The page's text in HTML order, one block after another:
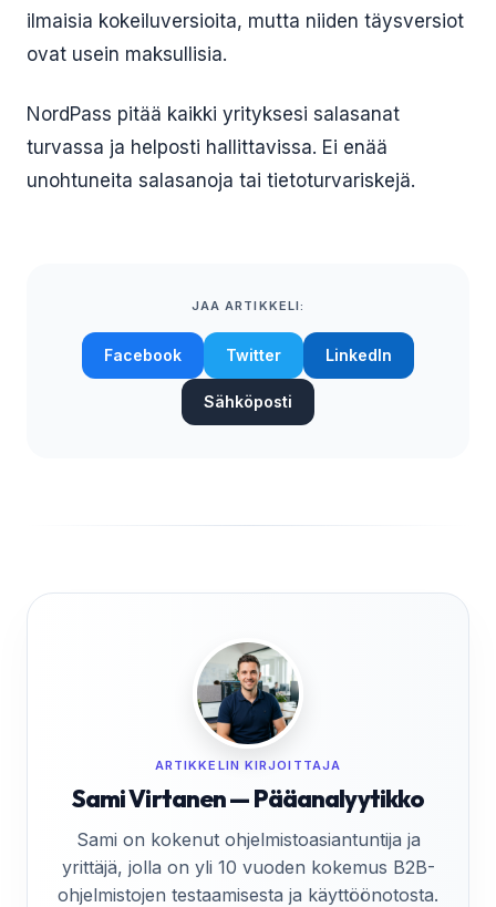
ilmaisia kokeiluversioita, mutta niiden täysversiot
ovat usein maksullisia.
NordPass pitää kaikki yrityksesi salasanat
turvassa ja helposti hallittavissa. Ei enää
unohtuneita salasanoja tai tietoturvariskejä.
JAA ARTIKKELI:
Facebook Twitter LinkedIn
Sähköposti
ARTIKKELIN KIRJOITTAJA
Sami Virtanen — Pääanalyytikko
Sami on kokenut ohjelmistoasiantuntija ja
yrittäjä, jolla on yli 10 vuoden kokemus B2B-
ohjelmistojen testaamisesta ja käyttöönotosta.